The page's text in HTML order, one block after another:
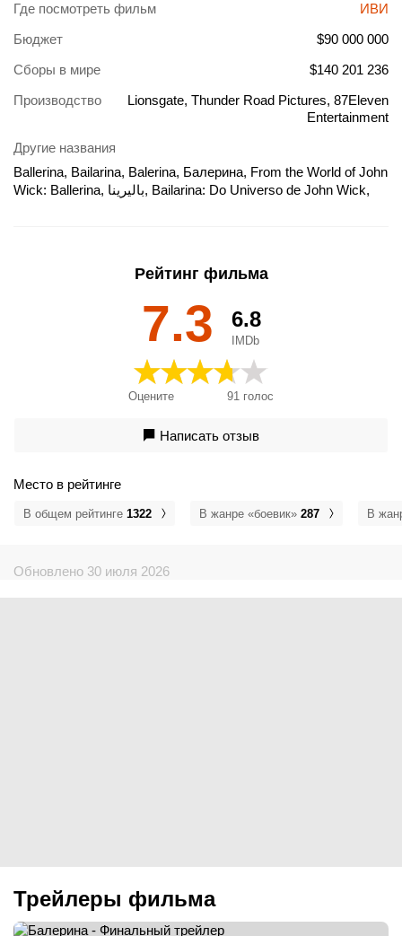
Где посмотреть фильм
ИВИ
Бюджет
$90 000 000
Сборы в мире
$140 201 236
Производство
Lionsgate, Thunder Road Pictures, 87Eleven
Entertainment
Другие названия
Ballerina, Bailarina, Balerina, Балерина, From the World of John
Wick: Ballerina, باليرينا, Bailarina: Do Universo de John Wick,
리나, バレリーナ:The World of John Wick, 捍衛任務：復仇芭
Presents: Ballerina, Ballerina : De l'univers de John Wick, De
l'Univers de John Wick : Ballerina, John Wicki maailmast:
Wick, バレリーナ, Ballerina: From the World of John Wick, John
Wick Dünyasından Ballerina
Рейтинг фильма
7.3
Оцените 91 голос
6.8
IMDb
Написать отзыв
Место в рейтинге
В общем рейтинге 1322 В жанре «боевик» 287 В
Обновлено 30 июля 2026
Трейлеры фильма